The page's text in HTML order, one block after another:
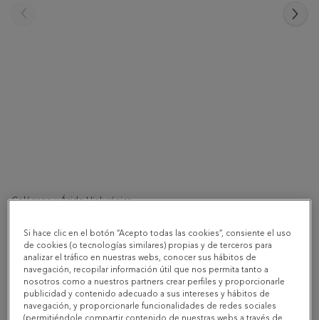
Colágeno y Ácido Hialurónico
Hialurónico sabor fresa limón 2x271g
66,48 € -15% 78,20 €
Si hace clic en el botón “Acepto todas las cookies”, consiente el uso
de cookies (o tecnologías similares) propias y de terceros para
analizar el tráfico en nuestras webs, conocer sus hábitos de
navegación, recopilar información útil que nos permita tanto a
nosotros como a nuestros partners crear perfiles y proporcionarle
publicidad y contenido adecuado a sus intereses y hábitos de
navegación, y proporcionarle funcionalidades de redes sociales